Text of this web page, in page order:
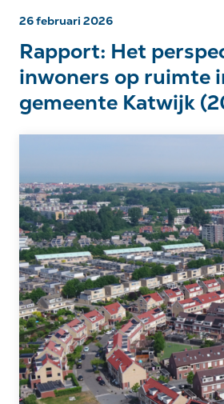
26 februari 2026
Rapport: Het
inwoners op ruimte
gemeente Katwijk